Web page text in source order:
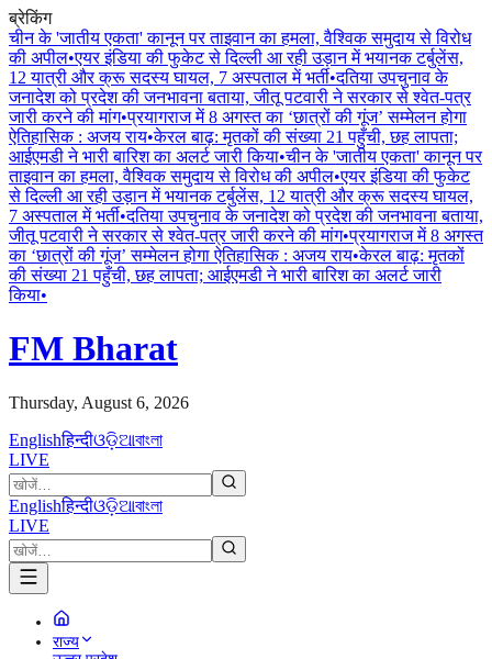
ब्रेकिंग
चीन के 'जातीय एकता' कानून पर ताइवान का हमला, वैश्विक समुदाय से विरोध
की अपील•एयर इंडिया की फुकेट से दिल्ली आ रही उड़ान में भयानक टर्बुलेंस,
12 यात्री और क्रू सदस्य घायल, 7 अस्पताल में भर्ती•दतिया उपचुनाव के
जनादेश को प्रदेश की जनभावना बताया, जीतू पटवारी ने सरकार से श्वेत-पत्र
जारी करने की मांग•प्रयागराज में 8 अगस्त का ‘छात्रों की गूंज’ सम्मेलन होगा
ऐतिहासिक : अजय राय•केरल बाढ़: मृतकों की संख्या 21 पहुँची, छह लापता;
आईएमडी ने भारी बारिश का अलर्ट जारी किया•चीन के 'जातीय एकता' कानून पर
ताइवान का हमला, वैश्विक समुदाय से विरोध की अपील•एयर इंडिया की फुकेट
से दिल्ली आ रही उड़ान में भयानक टर्बुलेंस, 12 यात्री और क्रू सदस्य घायल,
7 अस्पताल में भर्ती•दतिया उपचुनाव के जनादेश को प्रदेश की जनभावना बताया,
जीतू पटवारी ने सरकार से श्वेत-पत्र जारी करने की मांग•प्रयागराज में 8 अगस्त
का ‘छात्रों की गूंज’ सम्मेलन होगा ऐतिहासिक : अजय राय•केरल बाढ़: मृतकों
की संख्या 21 पहुँची, छह लापता; आईएमडी ने भारी बारिश का अलर्ट जारी
किया•
FM Bharat
Thursday, August 6, 2026
Englishहिन्दीଓଡ଼ିଆবাংলা
LIVE
Englishहिन्दीଓଡ଼ିଆবাংলা
LIVE
राज्य